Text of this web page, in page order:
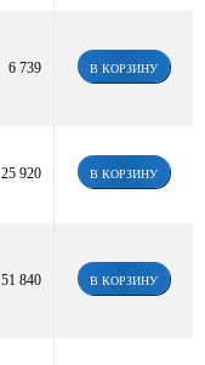
6 739 В КОРЗИНУ
25 920 В КОРЗИНУ
51 840 В КОРЗИНУ